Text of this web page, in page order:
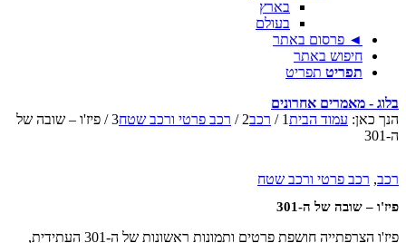
בארץ
בעולם
◄ פרסום באתר
חיפוש באתר
תפריט תפריט
בלוג - מאמרים אחרונים
הנך כאן: עמוד הבית1
/ רכב2
/ רכב פרטי ורכב שטח3
/ פיז'ו – שובה של
ה-301
רכב, רכב פרטי ורכב שטח
פיז'ו – שובה של ה-301
פיז'ו הצרפתייה חושפת פרטים ותמונות ראשונות של ה-301 העתידית,